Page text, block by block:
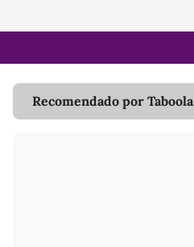
Recomendado por Taboola